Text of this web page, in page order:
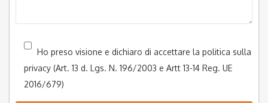
Ho preso visione e dichiaro di accettare la politica sulla
privacy (Art. 13 d. Lgs. N. 196/2003 e Artt 13-14 Reg. UE
2016/679)